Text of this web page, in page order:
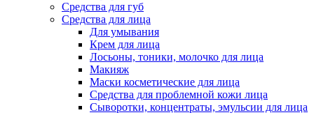
Средства для губ
Средства для лица
Для умывания
Крем для лица
Лосьоны, тоники, молочко для лица
Макияж
Маски косметические для лица
Средства для проблемной кожи лица
Сыворотки, концентраты, эмульсии для лица